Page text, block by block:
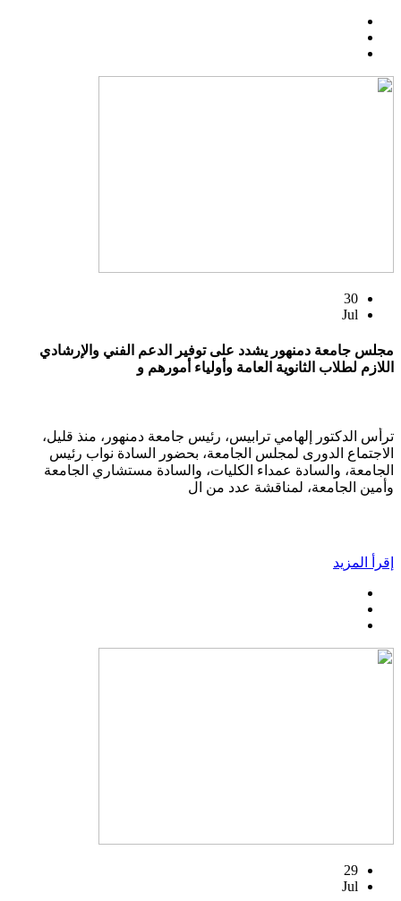
30
Jul
مجلس جامعة دمنهور يشدد على توفير الدعم الفني والإرشادي
اللازم لطلاب الثانوية العامة وأولياء أمورهم و
ترأس الدكتور إلهامي ترابيس، رئيس جامعة دمنهور، منذ قليل،
الاجتماع الدورى لمجلس الجامعة، بحضور السادة نواب رئيس
الجامعة، والسادة عمداء الكليات، والسادة مستشاري الجامعة
وأمين الجامعة، لمناقشة عدد من ال
إقرأ المزيد
29
Jul